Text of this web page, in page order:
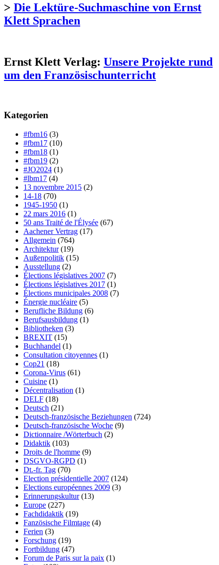
> Die Lektüre-Suchmaschine von Ernst
Klett Sprachen
Ernst Klett Verlag: Unsere Projekte rund
um den Französischunterricht
Kategorien
#fbm16 (3)
#fbm17 (10)
#fbm18 (1)
#fbm19 (2)
#JO2024 (1)
#lbm17 (4)
13 novembre 2015 (2)
14-18 (70)
1945-1950 (1)
22 mars 2016 (1)
50 ans Traité de l'Élysée (67)
Aachener Vertrag (17)
Allgemein (764)
Architektur(19)
Außenpolitik (15)
Ausstellung (2)
Élections législatives 2007 (7)
Élections législatives 2017 (1)
Élections municipales 2008 (7)
Énergie nucléaire (5)
Berufliche Bildung (6)
Berufsausbildung (1)
Bibliotheken (3)
BREXIT (15)
Buchhandel (1)
Consultation citoyennes (1)
Cop21 (18)
Corona-Virus (61)
Cuisine (1)
Décentralisation (1)
DELF (18)
Deutsch (21)
Deutsch-französische Beziehungen (724)
Deutsch-französische Woche (9)
Dictionnaire /Wörterbuch (2)
Didaktik (103)
Droits de l'homme (9)
DSGVO-RGPD (1)
Dt.-fr. Tag (70)
Election présidentielle 2007 (124)
Elections européennes 2009 (3)
Erinnerungskultur(13)
Europe (227)
Fachdidaktik (19)
Fanzösische Filmtage (4)
Ferien (3)
Forschung (19)
Fortbildung (47)
Forum de Paris sur la paix (1)